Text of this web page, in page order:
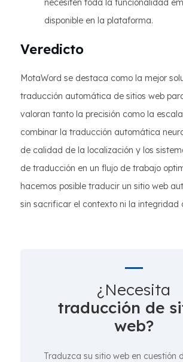
necesiten toda la funcionalidad
disponible en la plataforma.
Veredicto
MotaWord se destaca como la mejor
traducción automática de sitios web
valoran tanto la precisión como la
combinar la traducción automática
de calidad de la localización y los
de traducción en un flujo de trabajo
hacemos posible traducir un sitio web
sin sacrificar el contexto ni la integridad
¿Necesita
traducción de
web?
Traduzca su sitio web en cuestión